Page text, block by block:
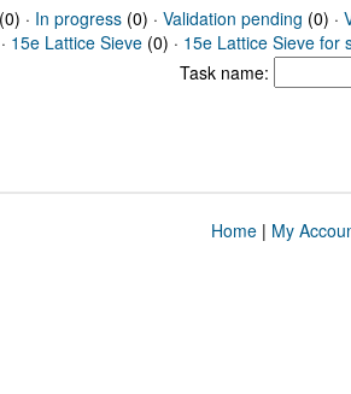
· In progress(0) · Validation pending (0) ·
15e Lattice Sieve (0) · 15e Lattice Sieve for
Task name:
Home| My